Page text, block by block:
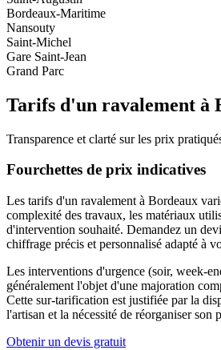
Bordeaux-Maritime
Nansouty
Saint-Michel
Gare Saint-Jean
Grand Parc
Tarifs d'un ravalement à
Transparence et clarté sur les prix
Fourchettes de prix indicatives
Les tarifs d'un ravalement à Bordeaux
complexité des travaux, les matériaux
d'intervention souhaité. Demandez un
chiffrage précis et personnalisé adapté à
Les interventions d'urgence (soir, week-
généralement l'objet d'une majoration
Cette sur-tarification est justifiée par la
l'artisan et la nécessité de réorganiser son
Obtenir un devis gratuit